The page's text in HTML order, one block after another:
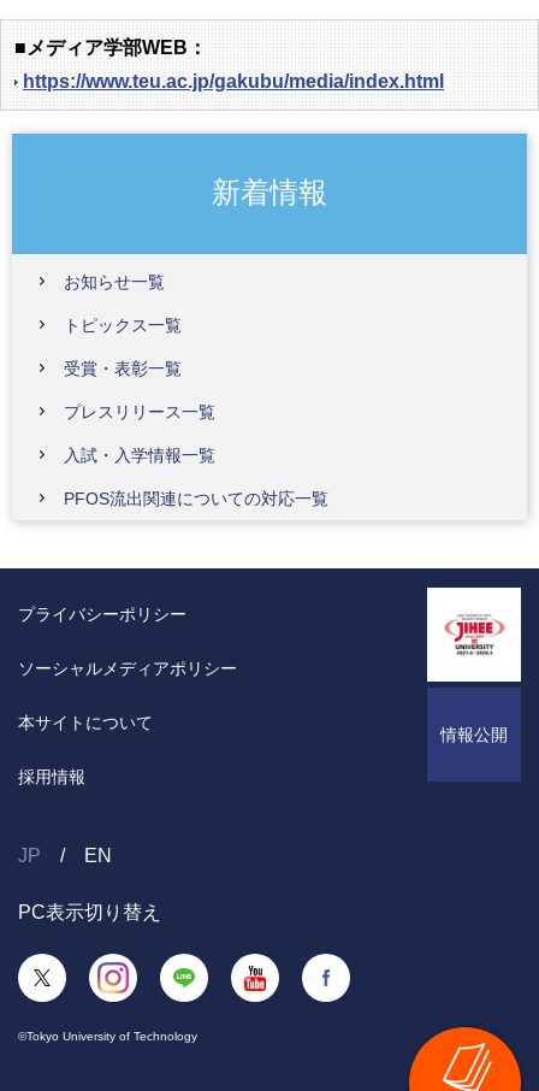
■メディア学部WEB：
https://www.teu.ac.jp/gakubu/media/index.html
新着情報
お知らせ一覧
トピックス一覧
受賞・表彰一覧
プレスリリース一覧
入試・入学情報一覧
PFOS流出関連についての対応一覧
情報公開
プライバシーポリシー
ソーシャルメディアポリシー
本サイトについて
採用情報
JP EN
PC表示切り替え
©Tokyo University of Technology